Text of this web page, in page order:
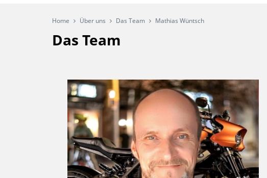
Home Über uns Das Team Mathias Wüntsch
Das Team